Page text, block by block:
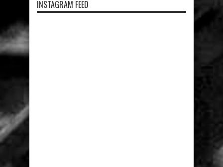
INSTAGRAM FEED